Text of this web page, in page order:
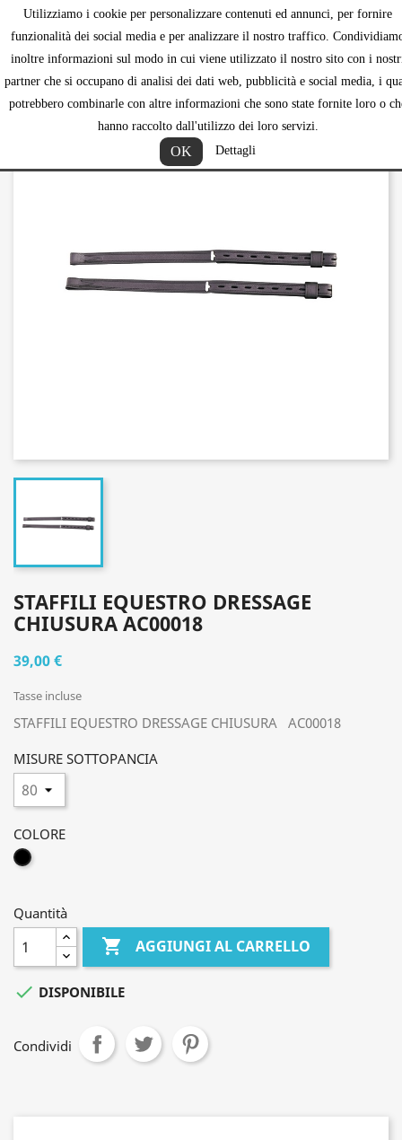
Utilizziamo i cookie per personalizzare contenuti ed annunci, per fornire
funzionalità dei social media e per analizzare il nostro traffico.
inoltre informazioni sul modo in cui viene utilizzato il nostro sito con i
partner che si occupano di analisi dei dati web, pubblicità e social media, i
potrebbero combinarle con altre informazioni che sono state fornite loro o
hanno raccolto dall'utilizzo dei loro servizi.
OK Dettagli

STAFFILI EQUESTRO DRESSAGE
CHIUSURA AC00018
39,00 €
Tasse incluse
STAFFILI EQUESTRO DRESSAGE CHIUSURA AC00018
MISURE SOTTOPANCIA
COLORE
NERO
Quantità
 AGGIUNGI AL CARRELLO
 DISPONIBILE
Condividi